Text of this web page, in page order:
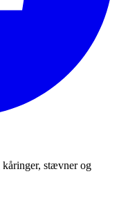
stævner og